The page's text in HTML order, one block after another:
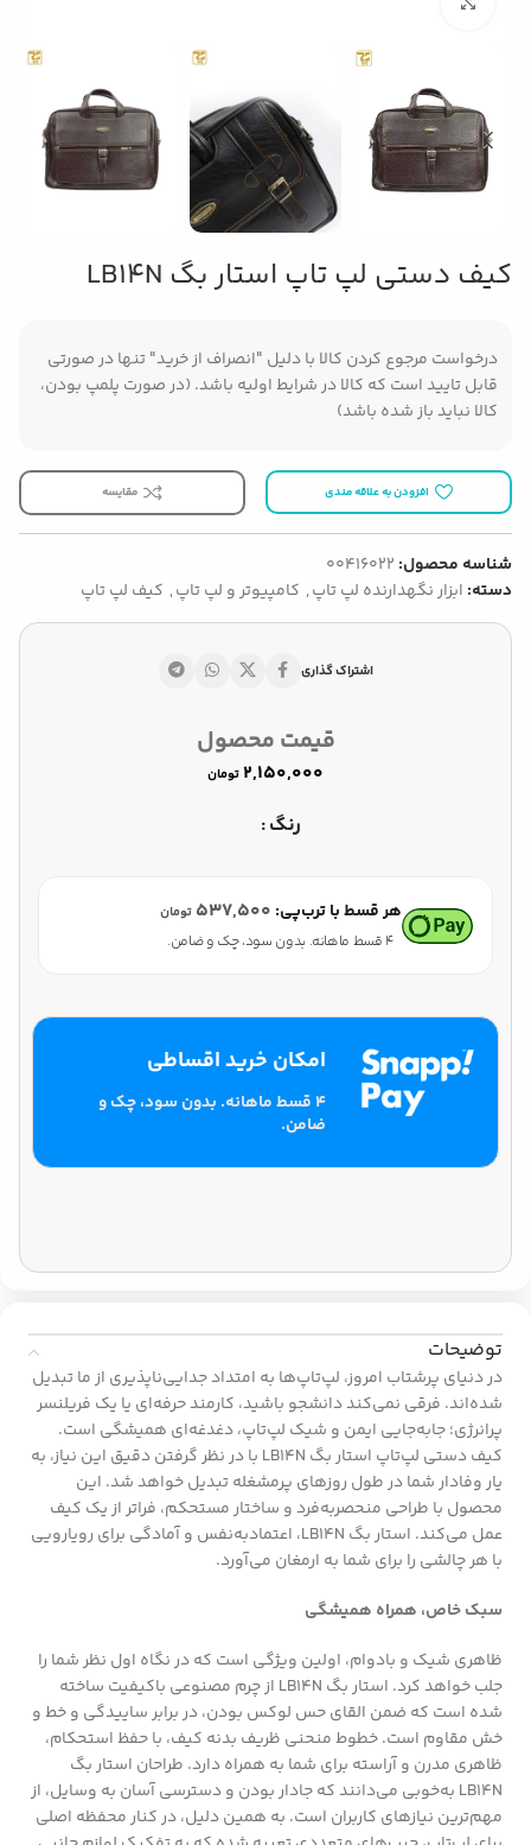
کیف دستی لپ تاپ استار بگ LB14N
درخواست مرجوع کردن کالا با دلیل "انصراف از خرید" تنها در صورتی
قابل تایید است که کالا در شرایط اولیه باشد. (در صورت پلمپ بودن،
کالا نباید باز شده باشد)
افزودن به علاقه مندی مقایسه
شناسه محصول: 00416022
دسته: ابزار نگهدارنده لپ تاپ, کامپیوتر و لپ تاپ, کیف لپ تاپ
اشتراک گذاری
قیمت محصول
تومان
رنگ
هر قسط با ترب‌پی: ۵۳۷,۵۰۰ تومان
۴ قسط ماهانه. بدون سود، چک و ضامن.
امکان خرید اقساطی
۴ قسط ماهانه. بدون سود، چک و
ضامن.
توضیحات
در دنیای پرشتاب امروز، لپ‌تاپ‌ها به امتداد جدایی‌ناپذیری از ما تبدیل
شده‌اند. فرقی نمی‌کند دانشجو باشید، کارمند حرفه‌ای یا یک فریلنسر
پرانرژی؛ جابه‌جایی ایمن و شیک لپ‌تاپ، دغدغه‌ای همیشگی است.
کیف دستی لپ‌تاپ استار بگ LB14N با در نظر گرفتن دقیق این نیاز، به
یار وفادار شما در طول روزهای پرمشغله تبدیل خواهد شد. این
محصول با طراحی منحصربه‌فرد و ساختار مستحکم، فراتر از یک کیف
عمل می‌کند. استار بگ LB14N، اعتمادبه‌نفس و آمادگی برای رویارویی
با هر چالشی را برای شما به ارمغان می‌آورد.
سبک خاص، همراه همیشگی
ظاهری شیک و بادوام، اولین ویژگی است که در نگاه اول نظر شما را
جلب خواهد کرد. استار بگ LB14N از چرم مصنوعی باکیفیت ساخته
شده است که ضمن القای حس لوکس بودن، در برابر ساییدگی و خط و
خش مقاوم است. خطوط منحنی ظریف بدنه کیف، با حفظ استحکام،
ظاهری مدرن و آراسته برای شما به همراه دارد. طراحان استار بگ
LB14N به‌خوبی می‌دانند که جادار بودن و دسترسی آسان به وسایل، از
مهم‌ترین نیازهای کاربران است. به همین دلیل، در کنار محفظه اصلی